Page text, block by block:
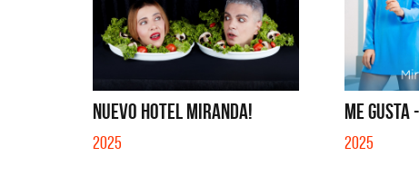
NUEVO HOTEL MIRANDA!
2025
ME GUSTA
2025